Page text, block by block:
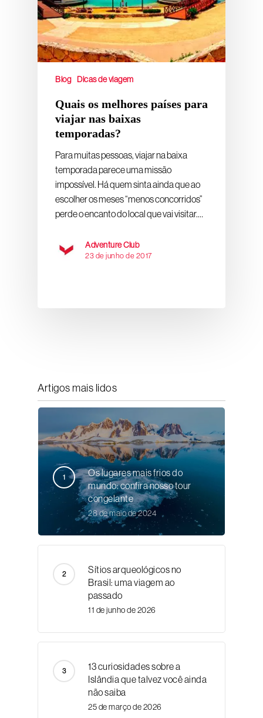
Blog Dicas de viagem
Quais os melhores países para
viajar nas baixas
temporadas?
Para muitas pessoas, viajar na baixa
temporada parece uma missão
impossível. Há quem sinta ainda que ao
escolher os meses “menos concorridos”
perde o encanto do local que vai visitar.…
Adventure Club
23 de junho de 2017
Artigos mais lidos
Os lugares mais frios do
mundo: confira nosso tour
congelante
28 de maio de 2024
Sítios arqueológicos no
Brasil: uma viagem ao
passado
11 de junho de 2026
13 curiosidades sobre a
Islândia que talvez você ainda
não saiba
25 de março de 2026